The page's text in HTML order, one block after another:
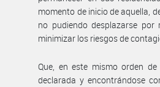
momento de inicio de aquella,
no pudiendo desplazarse
minimizar los riesgos de
Que, en este mismo orden
declarada y encontrándose